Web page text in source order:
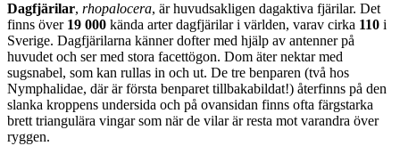
Dagfjärilar, rhopalocera, är huvudsakligen dagaktiva fjärilar. Det
finns över 19 000 kända arter dagfjärilar i världen, varav cirka 110 i
Sverige. Dagfjärilarna känner dofter med hjälp av antenner på
huvudet och ser med stora facettögon. Dom äter nektar med
sugsnabel, som kan rullas in och ut. De tre benparen (två hos
Nymphalidae, där är första benparet tillbakabildat!) återfinns på den
slanka kroppens undersida och på ovansidan finns ofta färgstarka
brett triangulära vingar som när de vilar är resta mot varandra över
ryggen.